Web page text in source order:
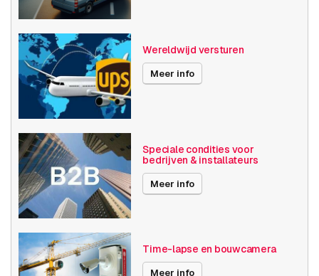
Publicatiedatum
Wereldwijd versturen
Meer info
Speciale condities voor
bedrijven & installateurs
Meer info
Time-lapse en bouwcamera
Meer info